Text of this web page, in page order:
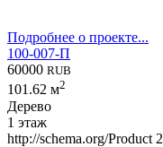
Подробнее о проекте...
100-007-П
60000 RUB
101.62 м2
Дерево
1 этаж
http://schema.org/Product 2